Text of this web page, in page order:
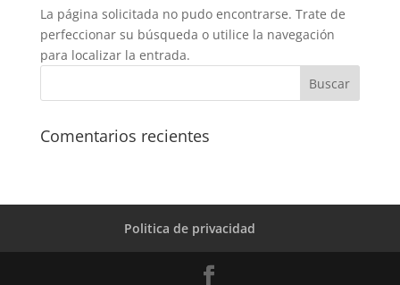
La página solicitada no pudo encontrarse. Trate de
perfeccionar su búsqueda o utilice la navegación
para localizar la entrada.
Comentarios recientes
Politica de privacidad